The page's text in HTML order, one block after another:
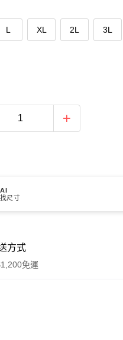
L XL 2L 3L
AI
找尺寸
方式
免運